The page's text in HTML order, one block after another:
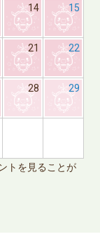
14 15
21 22
28 29
トを見ることが